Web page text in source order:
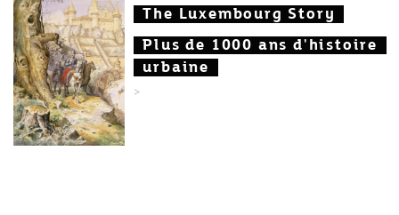
The Luxembourg Story
The Luxembourg Story
The Luxembourg Story
Plus de 1000 ans d'histoire
urbaine
Plus de 1000 ans d'histoire
urbaine
Plus de 1000 ans d'histoire
urbaine
>